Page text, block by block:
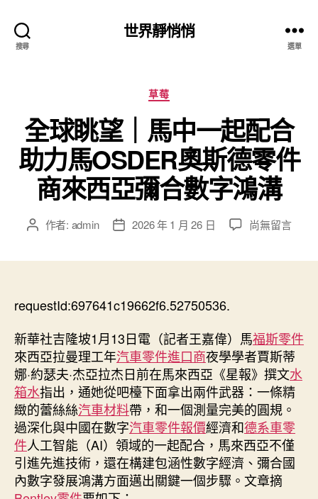
搜尋
世界靜悄悄
選單
分
類
草莓
全球眺望｜馬中一起配合
助力馬OSDER奧斯德零件
商來西亞彌合數字鴻溝
文 作者: admin
文
期
2026 年 1 月 26 日
在
中
一
起
配
合
助
力
馬
OSDER
奧
斯
尚無留言
requestId:697641c19662f6.52750536.
新華社吉隆坡1月13日電（記者王嘉偉）馬福斯零件
來西亞拉曼理工年汽車零件進口商夜學學者賈斯蒂
娜·約瑟夫·杰亞拉杰日前在馬來西亞《星報》撰文水
箱水指出，通她從吧檯下面拿出兩件武器：一條精
緻的蕾絲絲汽車材料帶，和一個測量完美的圓規。
過深化與中國在數字汽車零件報價經濟和德系車零
件人工智能（AI）領域的一起配合，馬來西亞不僅
引進先進技術，還在構建包涵性數字經濟、彌合國
內數字發展鴻溝方面邁出關鍵一個步驟。文章摘